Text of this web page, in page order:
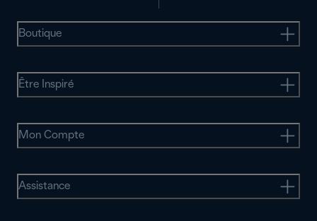
Boutique
Être Inspiré
Mon Compte
Assistance